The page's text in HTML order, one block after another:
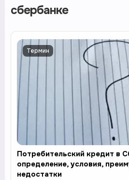
сбербанке
Термин
Потребительский кредит в
определение, условия,
недостатки